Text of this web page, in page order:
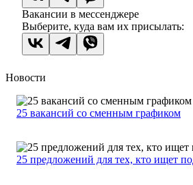
Вакансии в мессенджере
Выберите, куда вам их присылать:
Новости
25 вакансий со сменным графиком
25 предложений для тех, кто ищет